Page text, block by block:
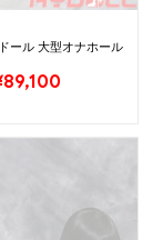
ール 大型オナホール
89,100